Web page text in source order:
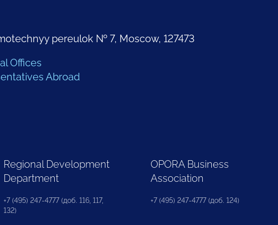
pereulok № 7, Moscow, 127473
Offices
Abroad
Regional Development
Department
+7 (495) 247-4777 (доб. 116, 117,
132)
OPORA Business
Association
+7 (495) 247-4777 (доб. 124)